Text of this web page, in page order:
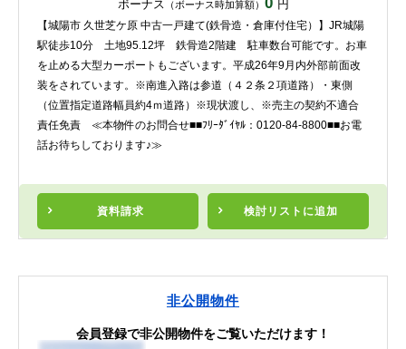
ボーナス （ボーナス時加算額） 円
資料請求 検討リスト に追加
【城陽市 久世芝ケ原 中古一戸建て(鉄骨造・倉庫付住宅）】JR城陽
駅徒歩10分 土地95.12坪 鉄骨造2階建 駐車数台可能です。お車
を止める大型カーポートもございます。平成26年9月内外部前面改
装をされています。※南進入路は参道（４２条２項道路）・東側
（位置指定道路幅員約4ｍ道路）※現状渡し、※売主の契約不適合
責任免責 ≪本物件のお問合せ■■ﾌﾘｰﾀﾞｲﾔﾙ：0120-84-8800■■お電
話お待ちしております♪≫
非公開物件
会員登録で非公開物件をご覧いただけます！